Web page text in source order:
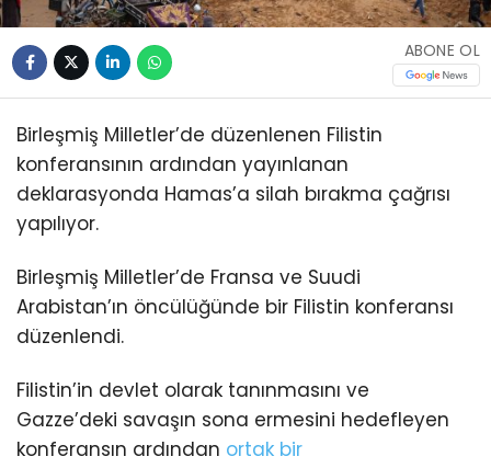
ABONE OL
Birleşmiş Milletler’de düzenlenen Filistin
konferansının ardından yayınlanan
deklarasyonda Hamas’a silah bırakma çağrısı
yapılıyor.
Birleşmiş Milletler’de Fransa ve Suudi
Arabistan’ın öncülüğünde bir Filistin konferansı
düzenlendi.
Filistin’in devlet olarak tanınmasını ve
Gazze’deki savaşın sona ermesini hedefleyen
konferansın ardından ortak bir